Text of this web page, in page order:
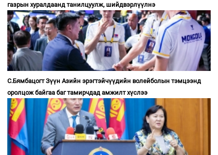
газрын хуралдаанд танилцуулж, шийдвэрлүүлнэ
С.Бямбацогт Зүүн Азийн эрэгтэйчүүдийн волейболын тэмцээнд
оролцож байгаа баг тамирчдад амжилт хүслээ